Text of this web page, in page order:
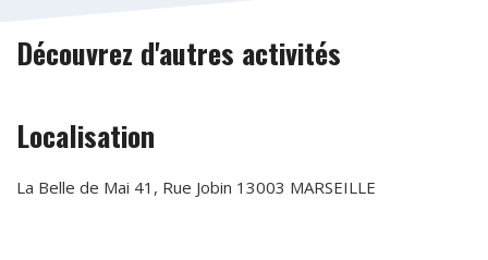
Découvrez d'autres activités
Localisation
La Belle de Mai 41, Rue Jobin 13003 MARSEILLE